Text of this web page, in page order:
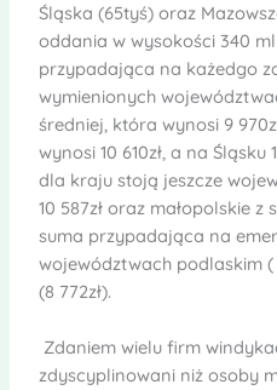
Śląska (65tyś) oraz
oddania w wysokości 340
przypadająca na każedgo
wymienionych
średniej, która wynosi 9
wynosi 10 610zł, a na Śląsku
dla kraju stoją jeszcze
10 587zł oraz małopolskie z
suma przypadająca na
województwach podlaskim (
(8 772zł).
Zdaniem wielu firm
zdyscyplinowani niż osoby